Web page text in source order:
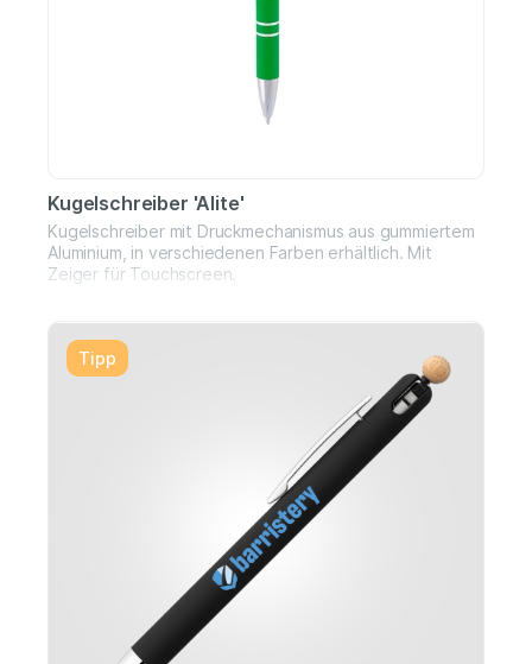
Kugelschreiber 'Alite'
Kugelschreiber mit Druckmechanismus aus gummiertem
Aluminium, in verschiedenen Farben erhältlich. Mit
Zeiger für Touchscreen.
Tipp